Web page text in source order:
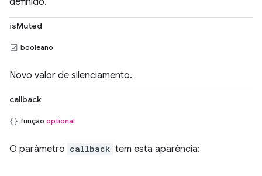
isMuted
booleano
Novo valor de silenciamento.
callback
função optional
O parâmetro callback tem esta aparência: